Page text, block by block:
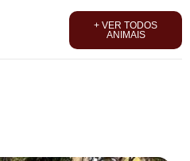
+ VER TODOS
ANIMAIS